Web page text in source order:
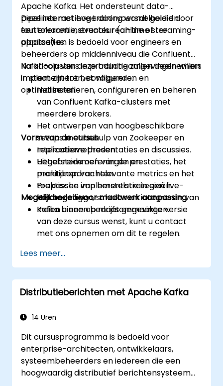
Apache Kafka. Het ondersteunt data-
pipelines met hoge doorvoersnelheid en
fouttolerantie, evenals real-time streaming-
applicaties.
Deze interactieve training wordt geleid door
een ervaren instructeur (online of ter
plaatse) en is bedoeld voor engineers en
beheerders op middenniveau die Confluent
Kafka-clusters in productieomgevingen willen
implementeren, configureren en
optimaliseren.
Na afloop van deze training zullen deelnemers
in staat zijn tot het volgende:
Het installeren, configureren en beheren
van Confluent Kafka-clusters met
meerdere brokers.
Het ontwerpen van hoogbeschikbare
setups met behulp van Zookeeper en
replicatiemethoden.
Het afstemmen van de prestaties, het
monitoren van relevante metrics en het
toepassen van herstelstrategieën.
Het beveiligen, schalen en integreren van
Kafka binnen bedrijfsomgevingen.
Vorm van de cursus
Interactieve presentaties en discussies.
Uitgebreide oefeningen en
praktijkopdrachten.
Praktische implementatie in een live-
labomgeving.
Mogelijkheden voor maatwerk aanpassing
Indien u een op maat gemaakte versie
van deze cursus wenst, kunt u contact
met ons opnemen om dit te regelen.
Lees meer...
Distributieberichten met Apache Kafka
14 Uren
Dit cursusprogramma is bedoeld voor
enterprise-architecten, ontwikkelaars,
systeembeheerders en iedereen die een
hoogwaardig distributief berichtensysteem